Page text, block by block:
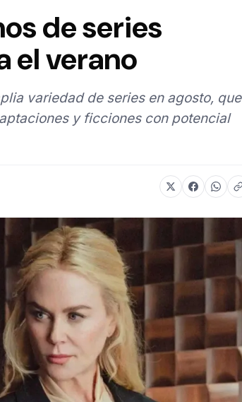
de series
el verano
variedad de series en agosto, que
y ficciones con potencial